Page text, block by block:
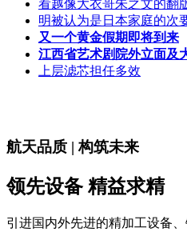
看越像大衣哥朱之文的翻
明被认为是日本家庭的次
又一个黄金假期即将到来
江西省艺术剧院外立面及
上层滤芯担任多效
航天品质 | 构筑未来
领先设备 精益求精
引进国内外先进的精加工设备